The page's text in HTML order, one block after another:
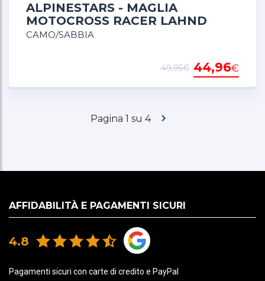
ALPINESTARS - MAGLIA
MOTOCROSS RACER LAHND
CAMO/SABBIA
44,96€
49,95€
Pagina 1 su 4
AFFIDABILITÀ E PAGAMENTI SICURI
4.8
Pagamenti sicuri con carte di credito e PayPal